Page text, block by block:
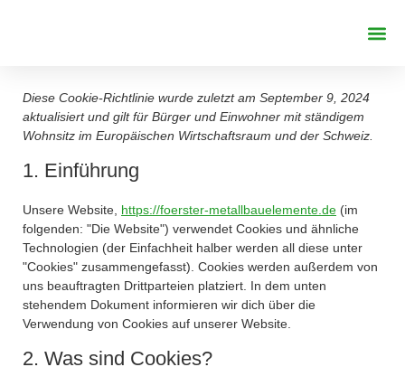
Diese Cookie-Richtlinie wurde zuletzt am September 9, 2024
aktualisiert und gilt für Bürger und Einwohner mit ständigem
Wohnsitz im Europäischen Wirtschaftsraum und der Schweiz.
1. Einführung
Unsere Website, https://foerster-metallbauelemente.de (im
folgenden: "Die Website") verwendet Cookies und ähnliche
Technologien (der Einfachheit halber werden all diese unter
"Cookies" zusammengefasst). Cookies werden außerdem von
uns beauftragten Drittparteien platziert. In dem unten
stehendem Dokument informieren wir dich über die
Verwendung von Cookies auf unserer Website.
2. Was sind Cookies?